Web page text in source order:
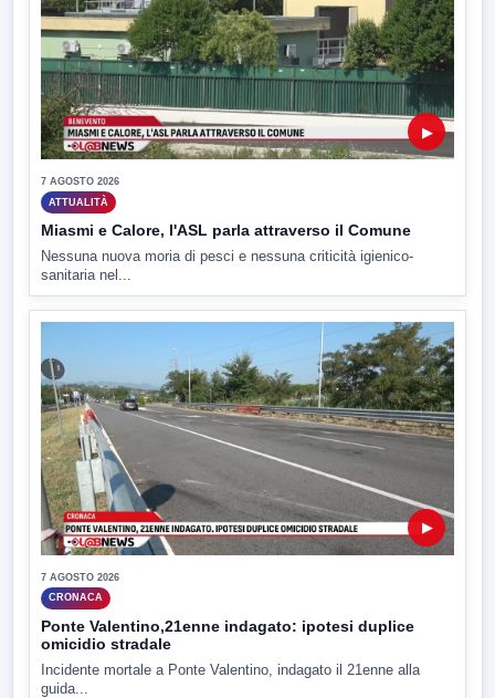
▶
7 AGOSTO 2026
ATTUALITÀ
Miasmi e Calore, l'ASL parla attraverso il Comune
Nessuna nuova moria di pesci e nessuna criticità igienico-
sanitaria nel...
▶
7 AGOSTO 2026
CRONACA
Ponte Valentino,21enne indagato: ipotesi duplice
omicidio stradale
Incidente mortale a Ponte Valentino, indagato il 21enne alla
guida...